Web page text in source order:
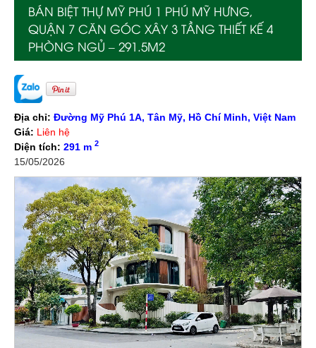
BÁN BIỆT THỰ MỸ PHÚ 1 PHÚ MỸ HƯNG,
QUẬN 7 CĂN GÓC XÂY 3 TẦNG THIẾT KẾ 4
PHÒNG NGỦ – 291.5M2
Địa chỉ: Đường Mỹ Phú 1A, Tân Mỹ, Hồ Chí Minh, Việt Nam
Giá: Liên hệ
Diện tích: 291 m 2
15/05/2026